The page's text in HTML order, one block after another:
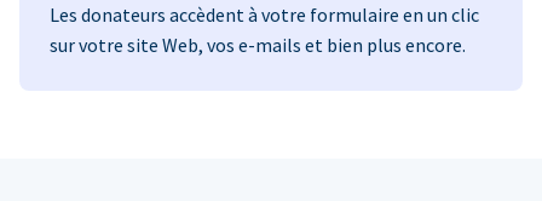
Les donateurs accèdent à votre formulaire en un clic
sur votre site Web, vos e-mails et bien plus encore.